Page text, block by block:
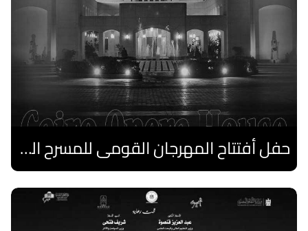
حفل أفتتاح المهرجان القومى للمسرح الصرى
اقرا المزيد